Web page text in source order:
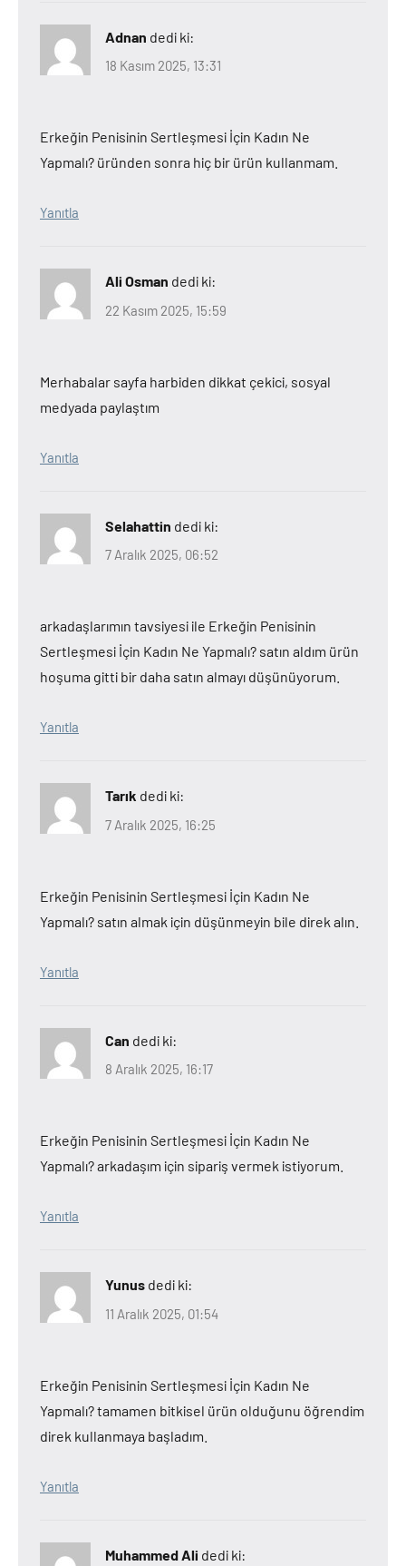
Adnan dedi ki:
18 Kasım 2025, 13:31
Erkeğin Penisinin Sertleşmesi İçin Kadın Ne
Yapmalı? üründen sonra hiç bir ürün kullanmam.
Yanıtla
Ali Osman dedi ki:
22 Kasım 2025, 15:59
Merhabalar sayfa harbiden dikkat çekici, sosyal
medyada paylaştım
Yanıtla
Selahattin dedi ki:
7 Aralık 2025, 06:52
arkadaşlarımın tavsiyesi ile Erkeğin Penisinin
Sertleşmesi İçin Kadın Ne Yapmalı? satın aldım ürün
hoşuma gitti bir daha satın almayı düşünüyorum.
Yanıtla
Tarık dedi ki:
7 Aralık 2025, 16:25
Erkeğin Penisinin Sertleşmesi İçin Kadın Ne
Yapmalı? satın almak için düşünmeyin bile direk alın.
Yanıtla
Can dedi ki:
8 Aralık 2025, 16:17
Erkeğin Penisinin Sertleşmesi İçin Kadın Ne
Yapmalı? arkadaşım için sipariş vermek istiyorum.
Yanıtla
Yunus dedi ki:
11 Aralık 2025, 01:54
Erkeğin Penisinin Sertleşmesi İçin Kadın Ne
Yapmalı? tamamen bitkisel ürün olduğunu öğrendim
direk kullanmaya başladım.
Yanıtla
Muhammed Ali dedi ki: